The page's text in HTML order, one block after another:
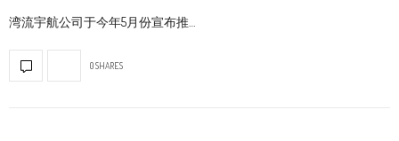
湾流宇航公司于今年5月份宣布推…
0 SHARES